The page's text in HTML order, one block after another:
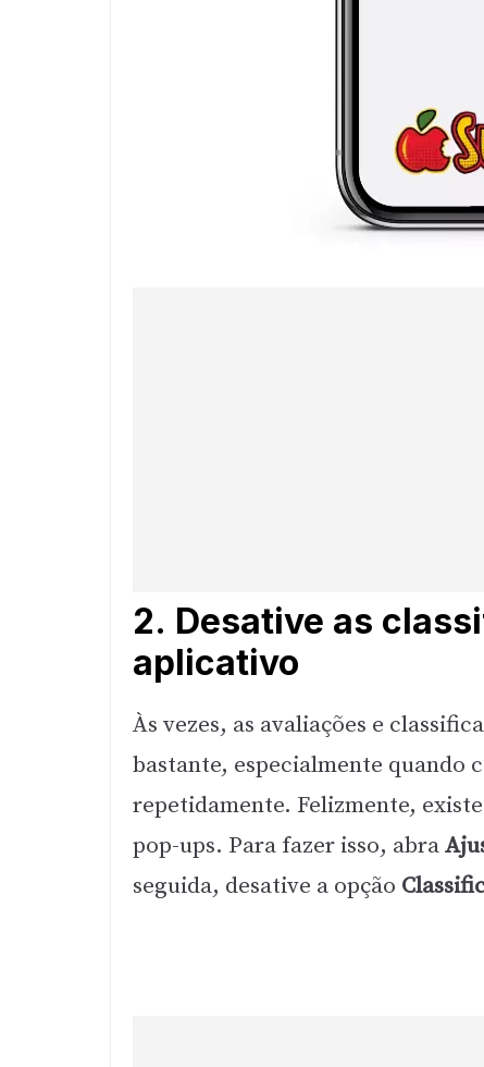
2. Desative as
aplicativo
Às vezes, as avaliações e
bastante, especialmente quando
repetidamente. Felizmente,
pop-ups. Para fazer isso, abra
seguida, desative a opção